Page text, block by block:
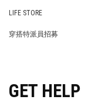
LIFE STORE
穿搭特派員招募
GET HELP